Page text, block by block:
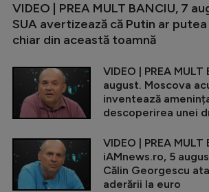
VIDEO | PREA MULT BANCIU, 7
SUA avertizează că Putin ar
chiar din această toamnă
VIDEO | PREA MULT
august. Moscova
inventează
descoperirea unei
VIDEO | PREA
iAMnews.ro, 5
Călin Georgescu
aderării la euro